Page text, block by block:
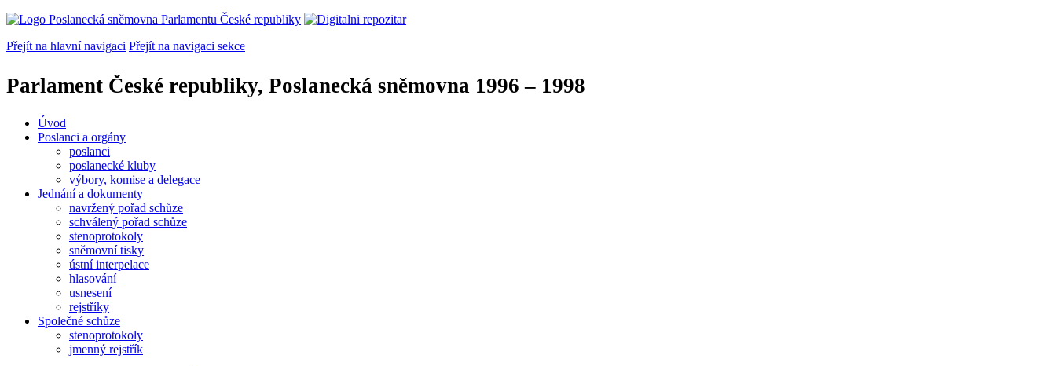
Přejít na hlavní navigaci Přejít na navigaci sekce
Parlament České republiky, Poslanecká sněmovna 1996 – 1998
Úvod
Poslanci a orgány
poslanci
poslanecké kluby
výbory, komise a delegace
Jednání a dokumenty
navržený pořad schůze
schválený pořad schůze
stenoprotokoly
sněmovní tisky
ústní interpelace
hlasování
usnesení
rejstříky
Společné schůze
stenoprotokoly
jmenný rejstřík